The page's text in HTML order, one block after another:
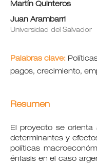
Martín Quinteros
Juan Arambarri
Universidad del Salvador
Palabras clave:
pagos, crecimiento,
Resumen
El proyecto se
determinantes y
políticas
énfasis en el caso